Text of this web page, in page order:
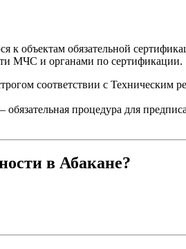
объектам обязательной
МЧС и органами по сертификации.
соответствии с Техническим
процедура для
в Абакане?